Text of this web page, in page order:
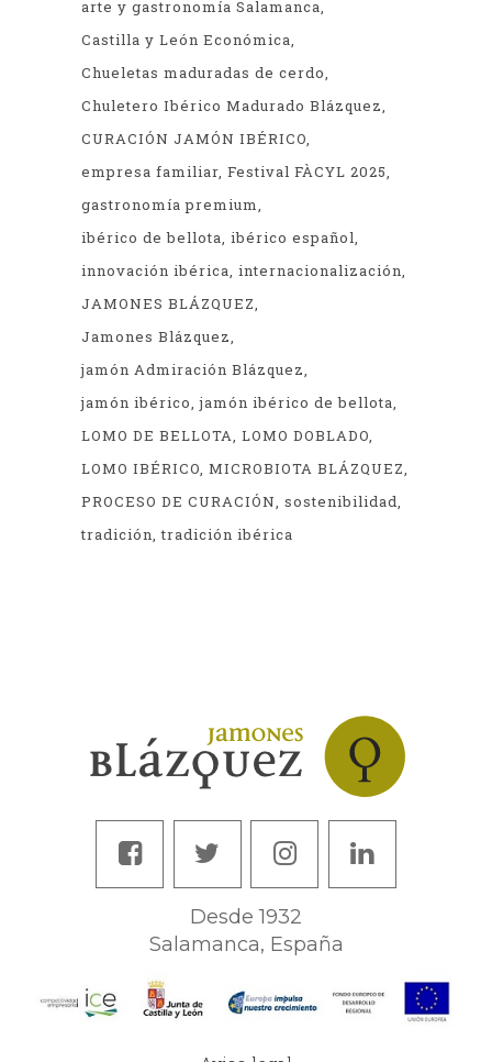
arte y gastronomía Salamanca
Castilla y León Económica
Chueletas maduradas de cerdo
Chuletero Ibérico Madurado Blázquez
CURACIÓN JAMÓN IBÉRICO
empresa familiar Festival FÀCYL 2025
gastronomía premium
ibérico de bellota ibérico español
innovación ibérica internacionalización
JAMONES BLÁZQUEZ
Jamones Blázquez
jamón Admiración Blázquez
jamón ibérico jamón ibérico de bellota
LOMO DE BELLOTA LOMO DOBLADO
LOMO IBÉRICO MICROBIOTA BLÁZQUEZ
PROCESO DE CURACIÓN sostenibilidad
tradición tradición ibérica
Desde 1932
Salamanca, España